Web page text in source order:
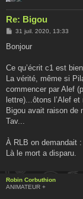
Re: Bigou
M
s
g
31 juil. 2020, 13:33
Bonjour
Ce qu’écrit c1 est
La vérité, même si
commencer par Alef
lettre)...ôtons l’Alef et
Bigou avait raison de
Tav...
À RLB on demandait
Là le mort a disparu.
Robin Corbuthion
ANIMATEUR +